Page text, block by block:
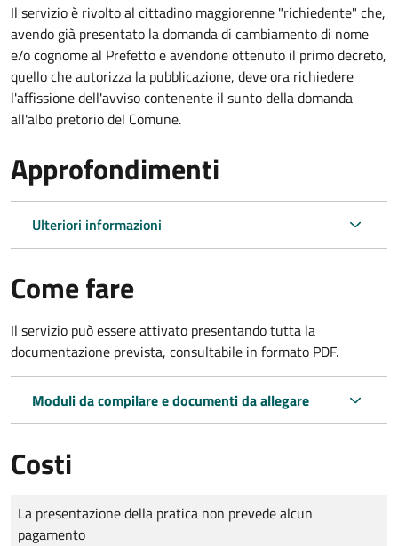
Il servizio è rivolto al cittadino maggiorenne "richiedente" che,
avendo già presentato la domanda di cambiamento di nome
e/o cognome al Prefetto e avendone ottenuto il primo decreto,
quello che autorizza la pubblicazione, deve ora richiedere
l'affissione dell'avviso contenente il sunto della domanda
all'albo pretorio del Comune.
Approfondimenti
Ulteriori informazioni
Come fare
Il servizio può essere attivato presentando tutta la
documentazione prevista, consultabile in formato PDF.
Moduli da compilare e documenti da allegare
Costi
Tipo di pagamento
Importo
La presentazione della pratica non prevede alcun
pagamento